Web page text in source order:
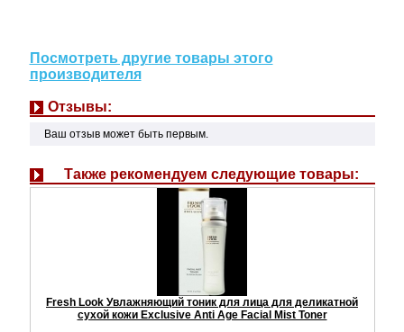
Посмотреть другие товары этого
производителя
Отзывы:
Ваш отзыв может быть первым.
Также рекомендуем следующие товары:
Fresh Look Увлажняющий тоник для лица для деликатной
сухой кожи Exclusive Anti Age Facial Mist Toner